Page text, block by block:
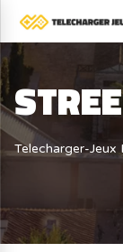
Telecharger-Jeux